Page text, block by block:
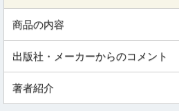
商品の内容
出版社・メーカーからのコメント
著者紹介